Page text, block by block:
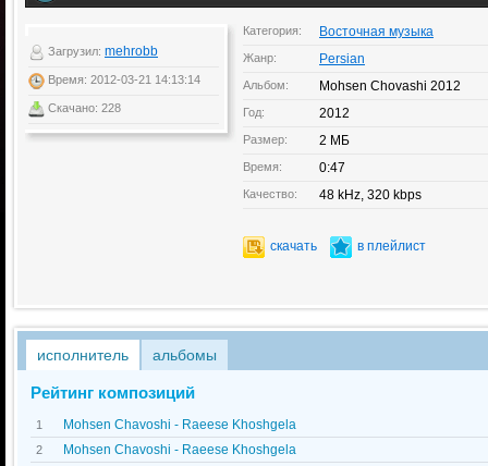
Загрузил: mehrobb
Время: 2012-03-21 14:13:14
Скачано: 228
Категория: Восточная музыка
Жанр: Persian
Альбом: Mohsen Chovashi 2012
Год: 2012
Размер: 2 МБ
Время: 0:47
Качество: 48 kHz, 320 kbps
скачать в плейлист
исполнитель альбомы
Рейтинг композиций
1 Mohsen Chavoshi - Raeese Khoshgela
2 Mohsen Chavoshi - Raeese Khoshgela